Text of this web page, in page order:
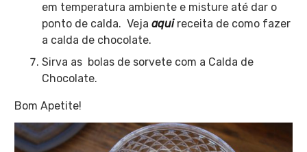
em temperatura ambiente e misture até dar o
ponto de calda. Veja aqui receita de como fazer
a calda de chocolate.
Sirva as bolas de sorvete com a Calda de
Chocolate.
Bom Apetite!